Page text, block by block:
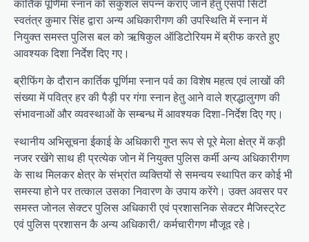
स्वतंत्र कुमार सिंह द्वारा अन्य अधिकारीगण की उपस्थिति में स्नान में
नियुक्त समस्त पुलिस बल को ऋषिकुल ऑडिटोरियम में ब्रीफ करते हुए
आवश्यक दिशा निर्देश दिए गए।
ब्रीफिंग के दौरान कार्तिक पूर्णिमा स्नान पर्व का विशेष महत्व एवं लाखों की
संख्या में पवित्र हर की पैड़ी पर गंगा स्नान हेतु आने वाले श्रद्धालुगण की
संभावनाओं और व्यवस्थाओं के सम्बन्ध में आवश्यक दिशा-निर्देश दिए गए।
स्थानीय अभिसूचना ईकाई के अधिकारी गुप्त रूप से पूरे मेला क्षेत्र में कड़ी
नजर रखेंगे साथ ही प्रत्येक जोन में नियुक्त पुलिस कर्मी अन्य अधिकारीगण
के साथ मिलकर क्षेत्र के संभ्रांत व्यक्तियों से समन्वय स्थापित कर कोई भी
समस्या होने पर तत्काल उसका निवारण के उपाय करेंगे। उक्त अवसर पर
समस्त जोनल सेक्टर पुलिस अधिकारी एवं प्रशासनिक सेक्टर मैजिस्ट्रेट
एवं पुलिस प्रशासन कै अन्य अधिकारी/ कर्मचारीगण मौजूद रहे।